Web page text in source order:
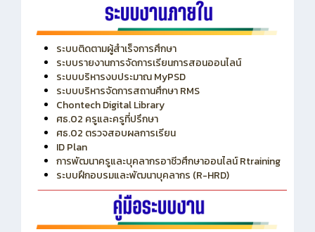
ระบบติดตามผู้สำเร็จการศึกษา
ระบบรายงานการจัดการเรียนการสอนออนไลน์
ระบบบริหารงบประมาณ MyPSD
ระบบบริหารจัดการสถานศึกษา RMS
Chontech Digital Library
ศธ.02 ครูและครูที่ปรึกษา
ศธ.02 ตรวจสอบผลการเรียน
ID Plan
การพัฒนาครูและบุคลากรอาชีวศึกษาออนไลน์ Rtraining
ระบบฝึกอบรมและพัฒนาบุคลากร (R-HRD)